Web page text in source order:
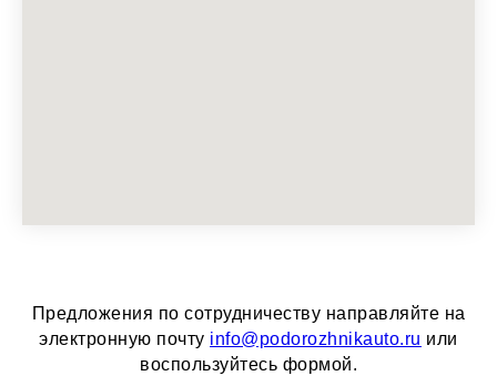
Предложения по сотрудничеству направляйте на
электронную почту info@podorozhnikauto.ru или
воспользуйтесь формой.